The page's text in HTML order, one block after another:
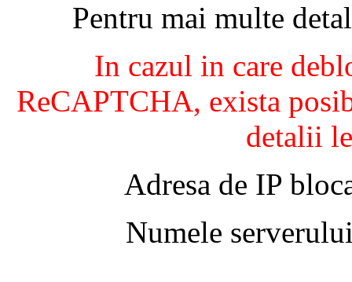
Pentru mai multe
In cazul in care
ReCAPTCHA, exista
detalii
Adresa de IP
Numele